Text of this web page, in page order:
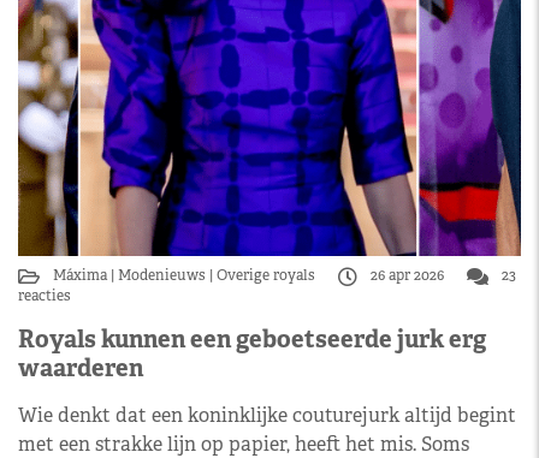
Máxima Modenieuws Overige royals 26 apr 2026
23
reacties
Royals kunnen een geboetseerde jurk erg
waarderen
Wie denkt dat een koninklijke couturejurk altijd begint
met een strakke lijn op papier, heeft het mis. Soms